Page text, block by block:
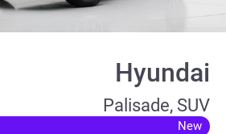
Hyundai
Palisade, SUV
New